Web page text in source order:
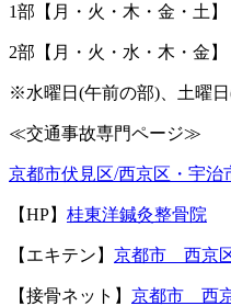
1部【月・火・木・金・土
2部【月・火・水・木・金
※水曜日(午前の部)、土曜
≪交通事故専門ページ≫
京都市伏見区/西京区・宇
【HP】 桂東洋鍼灸整骨院
【エキテン】 京都市 西京
【接骨ネット】 京都市 西